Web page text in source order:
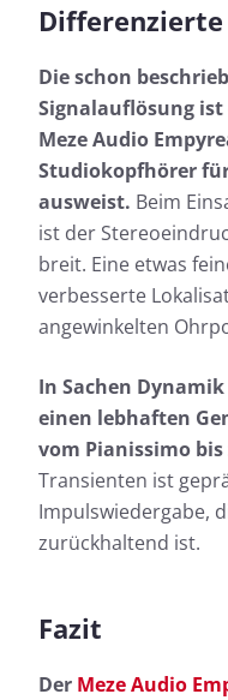
Differenzierte
Die schon
Signalauflösung
Meze Audio
Studiokopfhörer
ausweist. Beim
ist der
breit. Eine etwas
verbesserte
angewinkelten
In Sachen
einen lebhaften
vom Pianissimo
Transienten ist
Impulswiedergabe,
zurückhaltend ist.
Fazit
Der Meze Audio